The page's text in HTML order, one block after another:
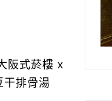
阪式菸樓 x
干排骨湯